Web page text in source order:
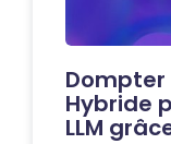
Dompter
Hybride
LLM